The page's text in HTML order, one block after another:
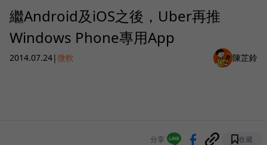
繼Android及iOS之後，Uber再推
Windows Phone專用App
2014.07.24|微軟 陳芷鈴
分享 收藏